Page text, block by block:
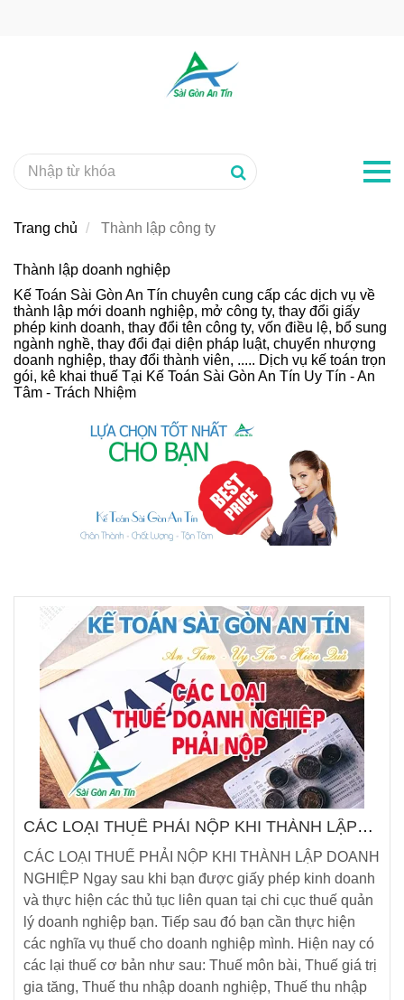
Trang chủ Thành lập công ty
Thành lập doanh nghiệp
Kế Toán Sài Gòn An Tín chuyên cung cấp các dịch vụ về
thành lập mới doanh nghiệp, mở công ty, thay đổi giấy
phép kinh doanh, thay đổi tên công ty, vốn điều lệ, bổ sung
ngành nghề, thay đổi đại diện pháp luật, chuyển nhượng
doanh nghiệp, thay đổi thành viên, ..... Dịch vụ kế toán trọn
gói, kê khai thuế Tại Kế Toán Sài Gòn An Tín Uy Tín - An
Tâm - Trách Nhiệm
CÁC LOẠI THUẾ PHẢI NỘP KHI THÀNH LẬP
DOANH NGHIỆP
CÁC LOẠI THUẾ PHẢI NỘP KHI THÀNH LẬP DOANH
NGHIỆP Ngay sau khi bạn được giấy phép kinh doanh
và thực hiện các thủ tục liên quan tại chi cục thuế quản
lý doanh nghiệp bạn. Tiếp sau đó bạn cần thực hiện
các nghĩa vụ thuế cho doanh nghiệp mình. Hiện nay có
các lại thuế cơ bản như sau: Thuế môn bài, Thuế giá trị
gia tăng, Thuế thu nhập doanh nghiệp, Thuế thu nhập